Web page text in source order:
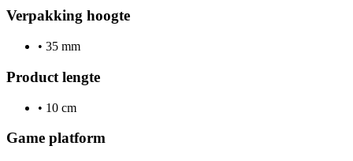
Verpakking hoogte
• 35 mm
Product lengte
• 10 cm
Game platform